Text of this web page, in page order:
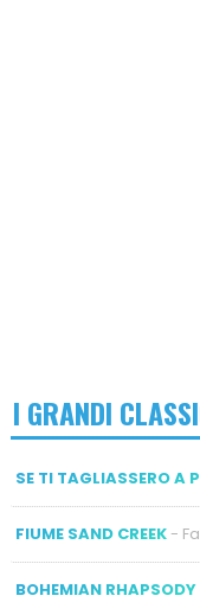
I GRANDI
SE TI TAGLIASSERO A
FIUME SAND CREEK-
BOHEMIAN RHAPSODY